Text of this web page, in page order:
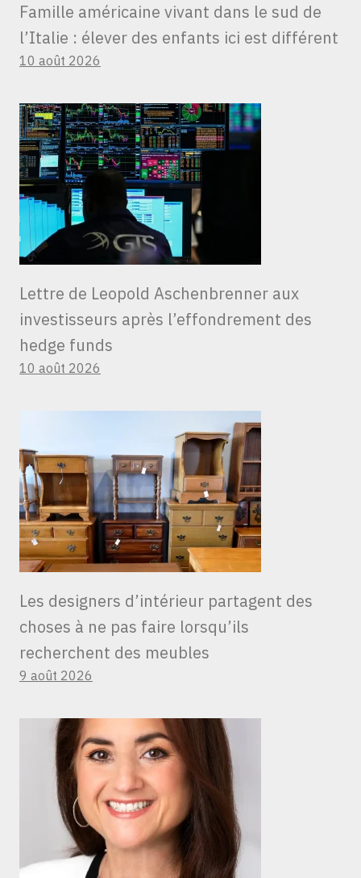
Famille américaine vivant dans le sud de
l’Italie : élever des enfants ici est différent
10 août 2026
Lettre de Leopold Aschenbrenner aux
investisseurs après l’effondrement des
hedge funds
10 août 2026
Les designers d’intérieur partagent des
choses à ne pas faire lorsqu’ils
recherchent des meubles
9 août 2026